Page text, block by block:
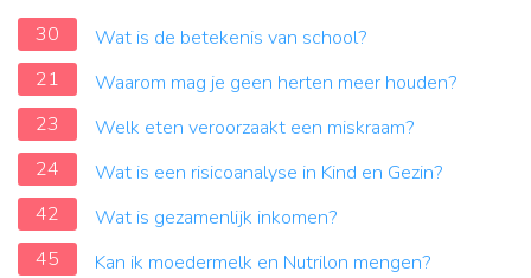
30
Wat is de betekenis van school?
21
Waarom mag je geen herten meer houden?
23
Welk eten veroorzaakt een miskraam?
24
Wat is een risicoanalyse in Kind en Gezin?
42
Wat is gezamenlijk inkomen?
45
Kan ik moedermelk en Nutrilon mengen?